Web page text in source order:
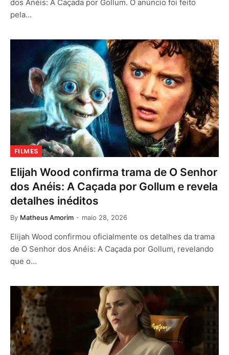
dos Anéis: A Caçada por Gollum. O anúncio foi feito
pela…
FILMES
Elijah Wood confirma trama de O Senhor
dos Anéis: A Caçada por Gollum e revela
detalhes inéditos
By Matheus Amorim maio 28, 2026
Elijah Wood confirmou oficialmente os detalhes da trama
de O Senhor dos Anéis: A Caçada por Gollum, revelando
que o…